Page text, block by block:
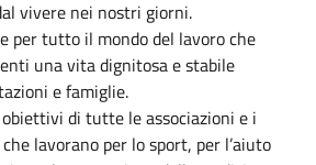
vivere nei nostri giorni.
per tutto il mondo del lavoro che
una vita dignitosa e stabile
e famiglie.
di tutte le associazioni e i
lavorano per lo sport, per l’aiuto